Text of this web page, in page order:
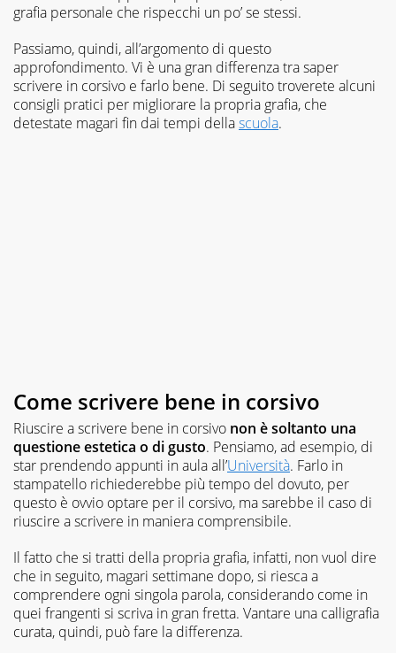
nella
grafia personale che rispecchi un po’ se stessi.
Passiamo, quindi, all’argomento di questo
approfondimento. Vi è una gran differenza tra saper
scrivere in corsivo e farlo bene. Di seguito troverete alcuni
consigli pratici per migliorare la propria grafia, che
detestate magari fin dai tempi dellascuola.
Come scrivere bene in corsivo
Riuscire a scrivere bene in corsivo non è soltanto una
questione estetica o di gusto. Pensiamo, ad esempio, di
star prendendo appunti in aula all’Università. Farlo in
stampatello richiederebbe più tempo del dovuto, per
questo è ovvio optare per il corsivo, ma sarebbe il caso di
riuscire a scrivere in maniera comprensibile.
Il fatto che si tratti della propria grafia, infatti, non vuol dire
che in seguito, magari settimane dopo, si riesca a
comprendere ogni singola parola, considerando come in
quei frangenti si scriva in gran fretta. Vantare una calligrafia
curata, quindi, può fare la differenza.